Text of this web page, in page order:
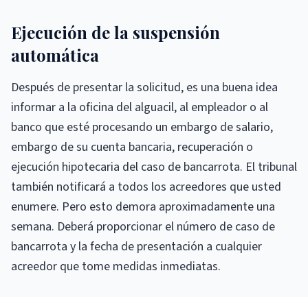
Ejecución de la suspensión
automática
Después de presentar la solicitud, es una buena idea
informar a la oficina del alguacil, al empleador o al
banco que esté procesando un embargo de salario,
embargo de su cuenta bancaria, recuperación o
ejecución hipotecaria del caso de bancarrota. El tribunal
también notificará a todos los acreedores que usted
enumere. Pero esto demora aproximadamente una
semana. Deberá proporcionar el número de caso de
bancarrota y la fecha de presentación a cualquier
acreedor que tome medidas inmediatas.